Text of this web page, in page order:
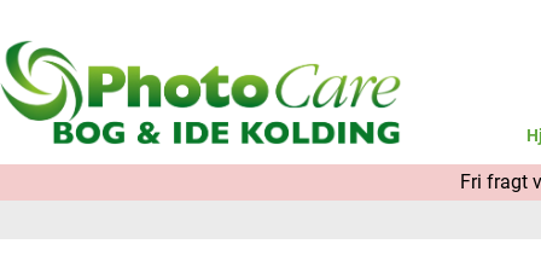
Fri fragt